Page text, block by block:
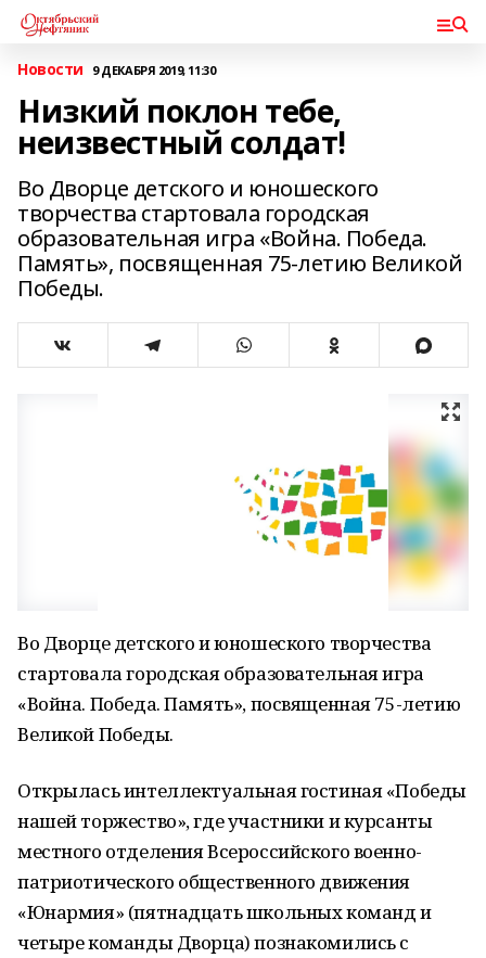
Новости 9 ДЕКАБРЯ 2019, 11:30
Низкий поклон тебе,
неизвестный солдат!
Во Дворце детского и юношеского
творчества стартовала городская
образовательная игра «Война. Победа.
Память», посвященная 75-летию Великой
Победы.
Во Дворце детского и юношеского творчества
стартовала городская образовательная игра
«Война. Победа. Память», посвященная 75-летию
Великой Победы.
Открылась интеллектуальная гостиная «Победы
нашей торжество», где участники и курсанты
местного отделения Всероссийского военно-
патриотического общественного движения
«Юнармия» (пятнадцать школьных команд и
четыре команды Дворца) познакомились с